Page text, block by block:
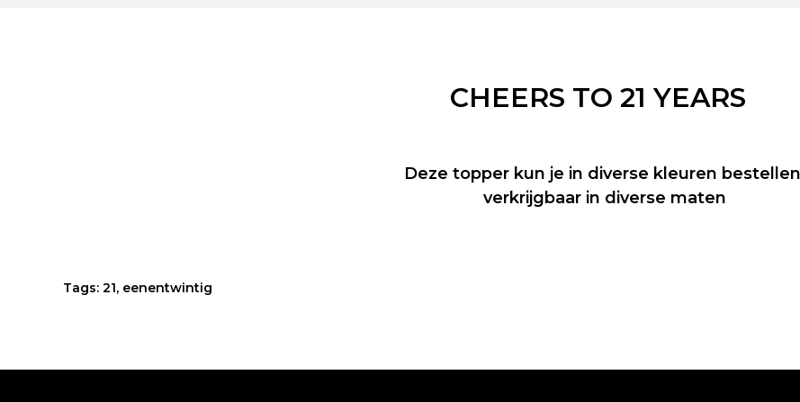
CHEERS TO 21 YEARS
Deze topper kun je in diverse kleuren bestellen
verkrijgbaar in diverse maten
Tags: 21, eenentwintig